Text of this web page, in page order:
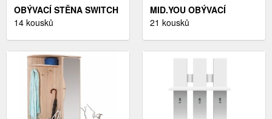
OBÝVACÍ STĚNA SWITCH
IX WOTAN
14 kousků
MID.YOU OBÝVACÍ
STĚNA, BÍLÁ
21 kousků